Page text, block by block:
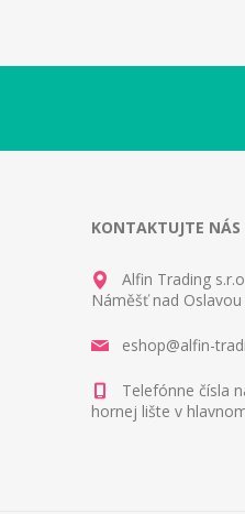
KONTAKTUJTE NÁS
Alfin Trading
Náměšť nad Oslavou
eshop@alfin-
Telefónne čísla
hornej lište v